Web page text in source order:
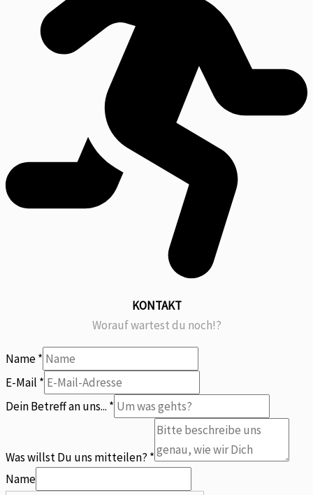
KONTAKT
Worauf wartest du noch!?
Name*
willst
Name
E-Mail *
Dein Betreff an uns... *
Was willst Du uns mitteilen? *
Name